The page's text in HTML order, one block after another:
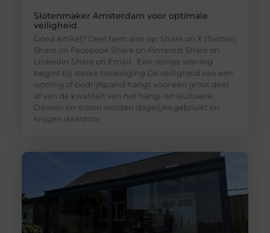
Slotenmaker Amsterdam voor optimale
veiligheid
Goed artikel? Deel hem dan op: Share on X (Twitter)
Share on Facebook Share on Pinterest Share on
LinkedIn Share on Email Een veilige woning
begint bij sterke beveiliging De veiligheid van een
woning of bedrijfspand hangt voor een groot deel
af van de kwaliteit van het hang- en sluitwerk.
Deuren en sloten worden dagelijks gebruikt en
krijgen daardoor